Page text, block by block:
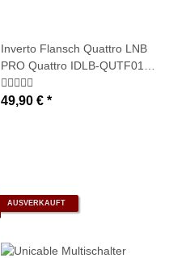
Inverto Flansch Quattro LNB
PRO Quattro IDLB-QUTF01-
00PRO-OPP
49,90 € *
AUSVERKAUFT